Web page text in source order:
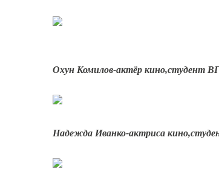
Охун Комилов-актёр кино,студент
Надежда Иванко-актриса